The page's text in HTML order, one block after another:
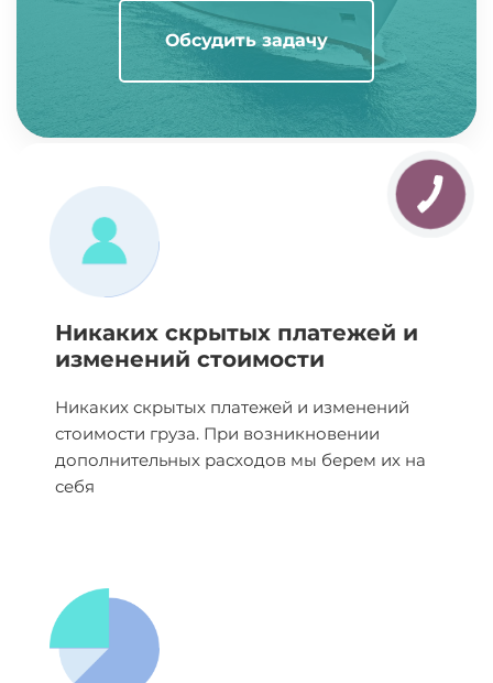
Обсудить задачу
Никаких скрытых платежей и
изменений стоимости
Никаких скрытых платежей и изменений
стоимости груза. При возникновении
дополнительных расходов мы берем их на
себя